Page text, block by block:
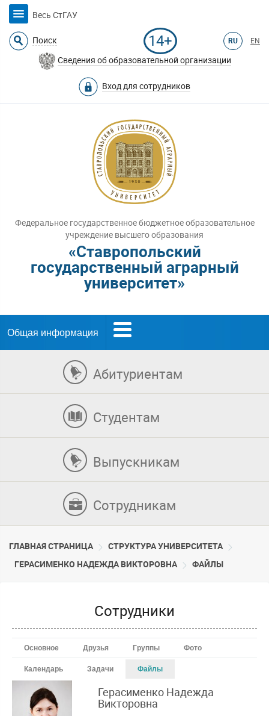
Весь СтГАУ
Поиск 14+ RU EN
Сведения об образовательной организации
Вход для сотрудников
Федеральное государственное бюджетное образовательное
учреждение высшего образования
«Ставропольский
государственный аграрный
университет»
Общая информация
Абитуриентам
Студентам
Выпускникам
Сотрудникам
ГЛАВНАЯ СТРАНИЦА
CТРУКТУРА УНИВЕРСИТЕТА
ГЕРАСИМЕНКО НАДЕЖДА ВИКТОРОВНА
ФАЙЛЫ
Сотрудники
Основное Друзья Группы Фото
Календарь Задачи Файлы
Герасименко Надежда
Викторовна